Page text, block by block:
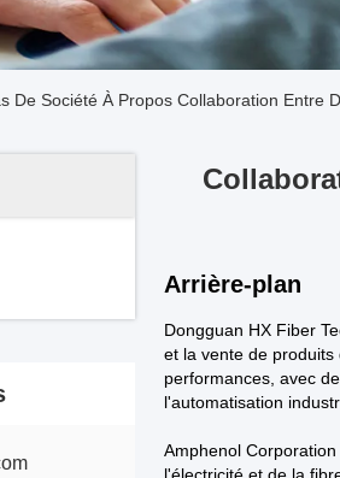
De Société À Propos Collaboration Entre
Arrière-plan
Dongguan HX Fiber
et la vente de
performances, avec
l'automatisation
Amphenol